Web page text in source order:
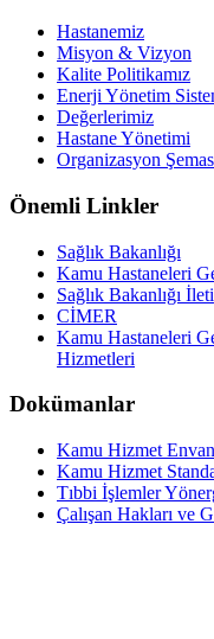
Hastanemiz
Misyon & Vizyon
Kalite Politikamız
Enerji Yönetim
Değerlerimiz
Hastane Yönetimi
Organizasyon
Önemli Linkler
Sağlık Bakanlığı
Kamu Hastaneleri
Sağlık Bakanlığı
CİMER
Kamu Hastaneleri
Hizmetleri
Dokümanlar
Kamu Hizmet
Kamu Hizmet
Tıbbi İşlemler
Çalışan Hakları ve